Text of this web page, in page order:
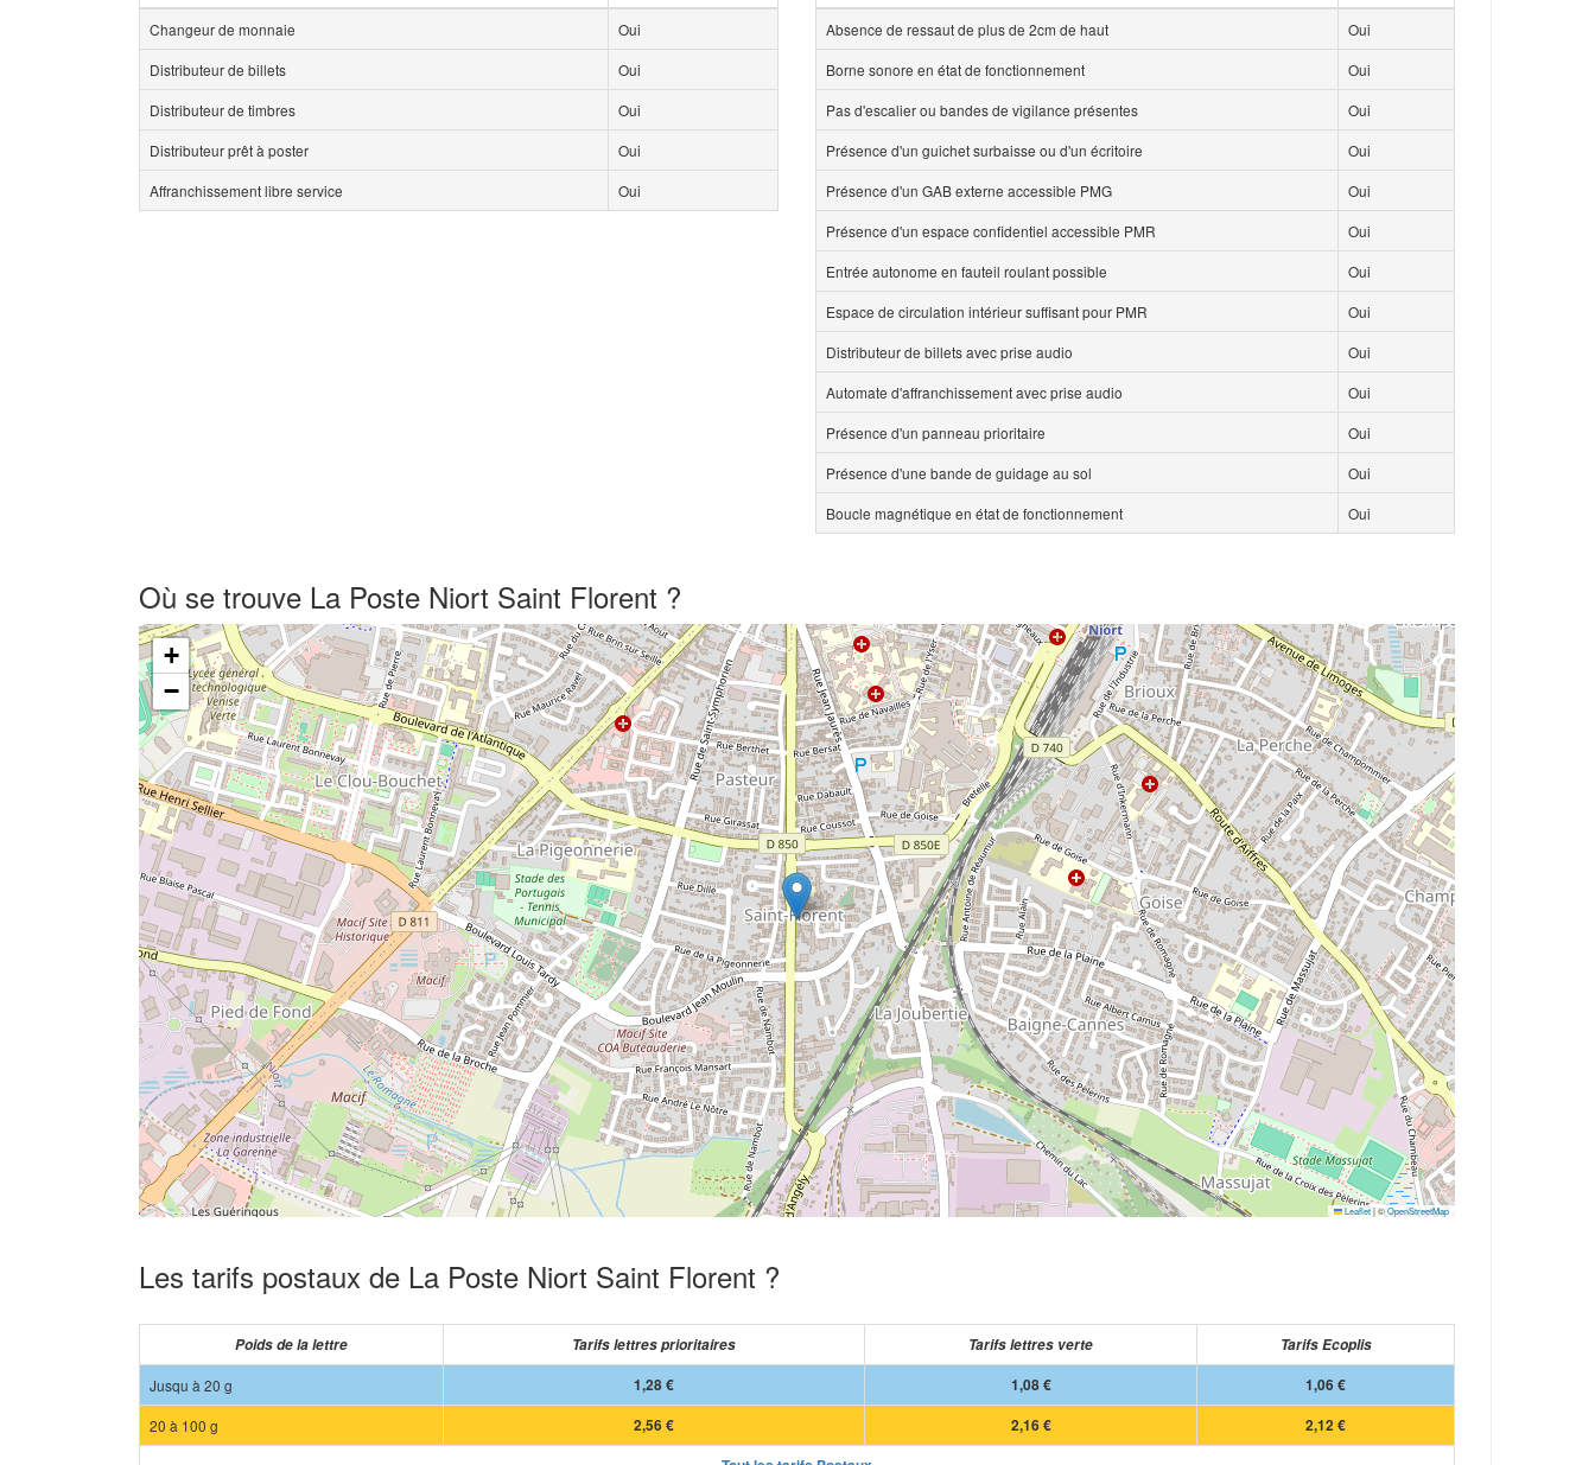
Changeur de monnaie
Oui
Distributeur de billets
Oui
Distributeur de timbres
Oui
Distributeur prêt à poster
Oui
Affranchissement libre service
Oui
Absence de ressaut de plus de 2cm de haut
Oui
Borne sonore en état de fonctionnement
Oui
Pas d'escalier ou bandes de vigilance présentes
Oui
Présence d'un guichet surbaisse ou d'un écritoire
Oui
Présence d'un GAB externe accessible PMG
Oui
Présence d'un espace confidentiel accessible PMR
Oui
Entrée autonome en fauteil roulant possible
Oui
Espace de circulation intérieur suffisant pour PMR
Oui
Distributeur de billets avec prise audio
Oui
Automate d'affranchissement avec prise audio
Oui
Présence d'un panneau prioritaire
Oui
Présence d'une bande de guidage au sol
Oui
Boucle magnétique en état de fonctionnement
Oui
Où se trouve La Poste Niort Saint Florent ?
+
−
Leaflet|©OpenStreetMap
Les tarifs postaux de La Poste Niort Saint Florent ?
Poids de la lettre Tarifs lettres prioritaires Tarifs lettres verte
Tarifs Ecoplis
Jusqu à 20 g
1,28 € 1,08 €
1,06 €
20 à 100 g
2,56 € 2,16 €
2,12 €